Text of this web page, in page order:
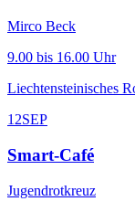
Mirco Beck
9.00 bis 16.00 Uhr
Liechtensteinisches
12SEP
Smart-Café
Jugendrotkreuz